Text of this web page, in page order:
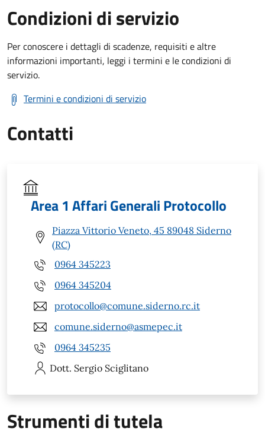
Condizioni di servizio
Per conoscere i dettagli di scadenze, requisiti e altre
informazioni importanti, leggi i termini e le condizioni di
servizio.
Termini e condizioni di servizio
Contatti
Area 1 Affari Generali Protocollo
Piazza Vittorio Veneto, 45 89048 Siderno
(RC)
0964 345223
0964 345204
protocollo@comune.siderno.rc.it
comune.siderno@asmepec.it
0964 345235
Dott. Sergio Sciglitano
Strumenti di tutela